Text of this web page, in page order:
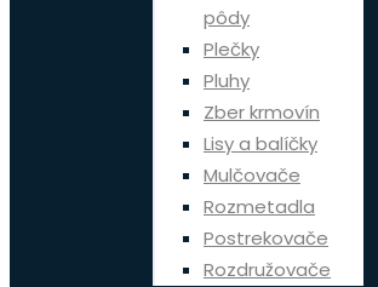
pôdy
Plečky
Pluhy
Zber krmovín
Lisy a balíčky
Mulčovače
Rozmetadla
Postrekovače
Rozdružovače